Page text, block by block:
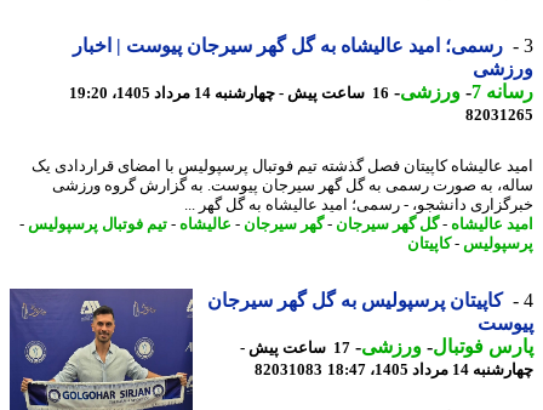
رسمی؛ امید عالیشاه به گل گهر سیرجان پیوست | اخبار
7
-ورزشی-16 ساعت پیش - چهارشنبه 14 مرداد 1405، 19:20
عالیشاه کاپیتان فصل گذشته تیم فوتبال پرسپولیس با امضای قراردادی یک
به صورت رسمی به گل گهر سیرجان پیوست. به گزارش گروه ورزشی
دانشجو، - رسمی؛ امید عالیشاه به گل گهر ...
عالیشاه-گل گهر سیرجان -گهر سیرجان -عالیشاه-تیم فوتبال پرسپولیس-
-کاپیتان
کاپیتان پرسپولیس به گل گهر سیرجان
فوتبال-ورزشی-
17 ساعت پیش -
مرداد 1405، 18:47
82031083